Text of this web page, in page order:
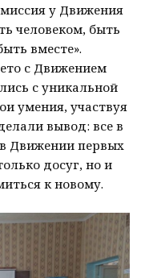
у Движения
человеком, быть
вместе».
с Движением
с уникальной
умения, участвуя
вывод: все в
Движении первых
досуг, но и
к новому.